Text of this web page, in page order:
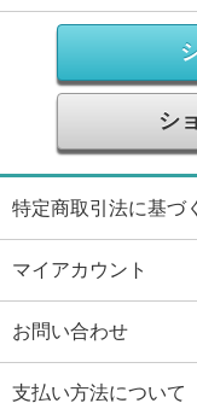
シ
特定商取引法に基づ
マイアカウント
お問い合わせ
支払い方法について